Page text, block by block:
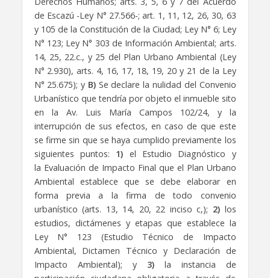
de Escazú -Ley N° 27.566-; art. 1, 11, 12, 26, 30, 63
y 105 de la Constitución de la Ciudad; Ley N° 6; Ley
N° 123; Ley N° 303 de Información Ambiental; arts.
14, 25, 22.c., y 25 del Plan Urbano Ambiental (Ley
N° 2.930), arts. 4, 16, 17, 18, 19, 20 y 21 de la Ley
N° 25.675); y B)Se declare la nulidad del Convenio
Urbanístico que tendría por objeto el inmueble sito
en la Av. Luis María Campos 102/24, y la
interrupción de sus efectos, en caso de que este
se firme sin que se haya cumplido previamente los
siguientes puntos: 1) el Estudio Diagnóstico y
la Evaluación de Impacto Final que el Plan Urbano
Ambiental establece que se debe elaborar en
forma previa a la firma de todo convenio
urbanístico (arts. 13, 14, 20, 22 inciso c,); 2)los
estudios, dictámenes y etapas que establece la
Ley N° 123 (Estudio Técnico de Impacto
Ambiental, Dictamen Técnico y Declaración de
Impacto Ambiental); y 3)la instancia de